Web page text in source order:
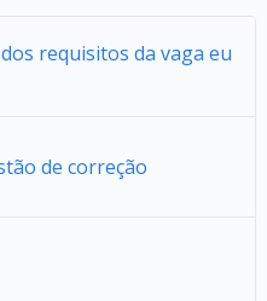
requisitos da vaga eu
de correção